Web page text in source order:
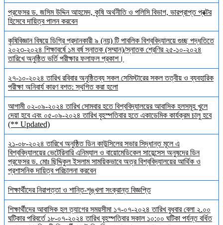
প্রফেসর ড. জসিম উদ্দিন আহমেদ, কৃষি অর্থনীতি ও পলিসি বিভাগ, ভারপ্রাপ্ত প্রক্টর
হিসেবে দায়িত্ব পালন করবেন
কৃষিবিজ্ঞান বিষয়ে ডিগ্রি প্রদানকারী ৯ (নয়) টি পাবলিক বিশ্ববিদ্যালয়ে গুচ্ছ পদ্ধতিতে
২০২৩-২০২৪ শিক্ষাবর্ষে ১ম বর্ষ স্নাতক (সম্মান)/স্নাতক শ্রেণির ২৫-১০-২০২৪
তারিখে অনুষ্ঠিত ভর্তি পরীক্ষার ফলাফল প্রকাশ।
২৭-১০-২০২৪ তারিখ রবিবার অনুষ্ঠিতব্য সকল সেমিস্টারের সকল তত্বীয় ও ব্যবহারিক
পরীক্ষা অনিবার্য কারণ বশত: স্থগিত করা হলো
আগামী ০২-০৯-২০২৪ তারিখ সোমবার হতে বিশ্ববিদ্যালয়ের আবাসিক হলসমূহ খুলে
দেয়া হবে এবং ০৫-০৯-২০২৪ তারিখ বৃহস্পতিবার হতে একাডেমিক কার্যক্রম চালু হবে
(** Updated)
২১-০৮-২০২৪ তারিখে অনুষ্ঠিত ডিন কাউন্সিলের সভার সিদ্ধান্ত মূলে এ
বিশ্ববিদ্যালয়ের ভেটেরিনারি এনিম্যাল ও বায়োমেডিকেল সায়েন্সেস অনুষদের ডিন
প্রফেসর ড. মোঃ ছিদ্দিকুল ইসলাম সাময়িকভাবে অত্র বিশ্ববিদ্যালয়ের আর্থিক ও
প্রশাসনিক দায়িত্ব পরিচালনা করবেন
শিক্ষার্থীদের নিরাপত্তা ও শান্তি-শৃঙ্খলা সংক্রান্ত বিজ্ঞপ্তি
শিক্ষার্থীদের আবাসিক হল ত্যাগের সময়সীমা ১৭-০৭-২০২৪ তারিখ বুধবার বেলা ২.০০
ঘটিকার পরিবর্তে ১৮-০৭-২০২৪ তারিখ বৃহস্পতিবার সকাল ১০:০০ ঘটিকা পর্যন্ত বর্ধিত